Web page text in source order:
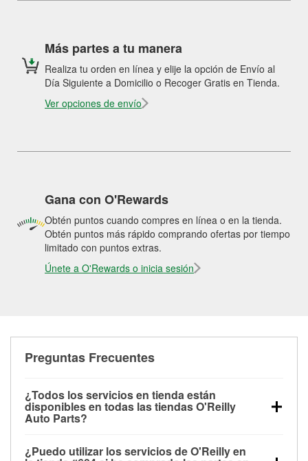
Más partes a tu manera
Realiza tu orden en línea y elije la opción de Envío al
Día Siguiente a Domicilio o Recoger Gratis en Tienda.
Ver opciones de envío
Gana con O'Rewards
Obtén puntos cuando compres en línea o en la tienda.
Obtén puntos más rápido comprando ofertas por tiempo
limitado con puntos extras.
Únete a O'Rewards o inicia sesión
Preguntas Frecuentes
¿Todos los servicios en tienda están
disponibles en todas las tiendas O'Reilly
Auto Parts?
las pruebas de batería, pruebas de alternador y
¿Puedo utilizar los servicios de O'Reilly en